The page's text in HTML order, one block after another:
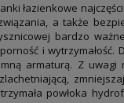
łazienkowe
a także
bardzo
i
armaturą. Z
powłoka